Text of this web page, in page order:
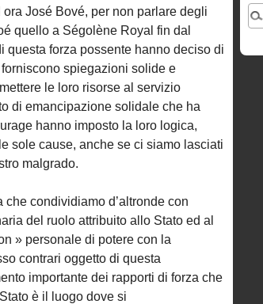
José Bové, per non parlare degli
quello a Ségolène Royal fin dal
questa forza possente hanno deciso di
spiegazioni solide e
le loro risorse al servizio
di emancipazione solidale che ha
hanno imposto la loro logica,
sole cause, anche se ci siamo lasciati
malgrado.
condividiamo d’altronde con
del ruolo attribuito allo Stato ed al
» personale di potere con la
contrari oggetto di questa
importante dei rapporti di forza che
è il luogo dove si